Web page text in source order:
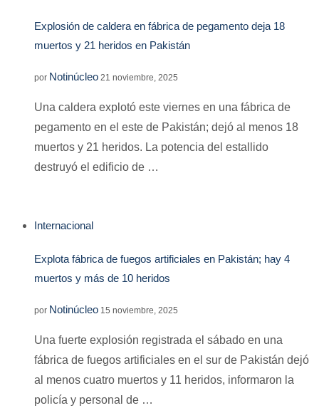
Explosión de caldera en fábrica de pegamento deja 18
muertos y 21 heridos en Pakistán
por Notinúcleo 21 noviembre, 2025
Una caldera explotó este viernes en una fábrica de
pegamento en el este de Pakistán; dejó al menos 18
muertos y 21 heridos. La potencia del estallido
destruyó el edificio de …
Internacional
Explota fábrica de fuegos artificiales en Pakistán; hay 4
muertos y más de 10 heridos
por Notinúcleo 15 noviembre, 2025
Una fuerte explosión registrada el sábado en una
fábrica de fuegos artificiales en el sur de Pakistán dejó
al menos cuatro muertos y 11 heridos, informaron la
policía y personal de …